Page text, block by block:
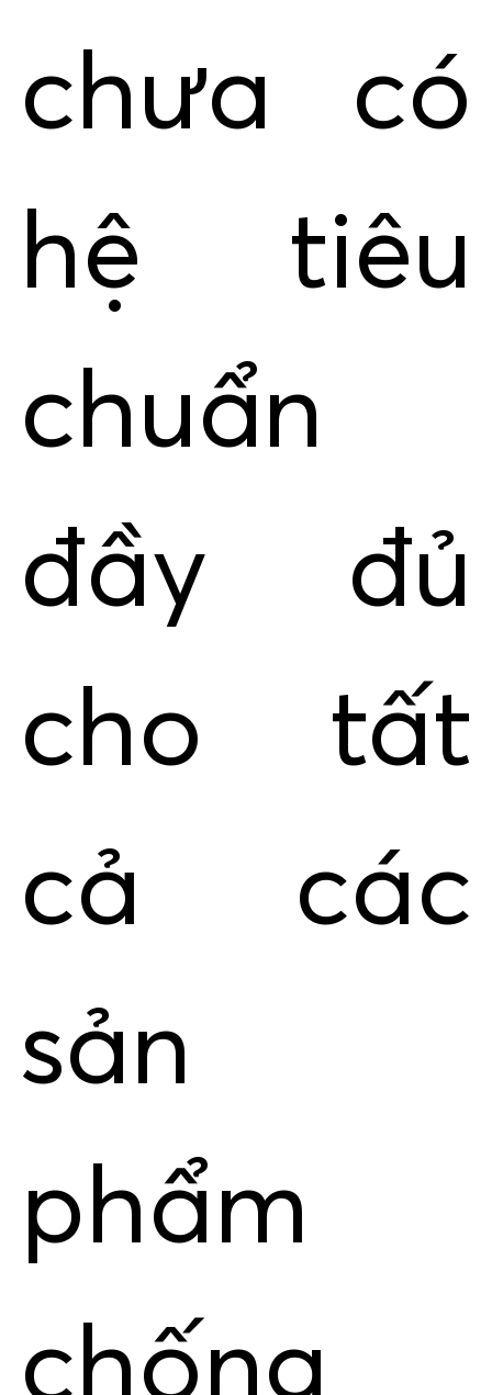
chưa có
hệ tiêu
chuẩn
đầy đủ
cho tất
cả các
sản
phẩm
chống